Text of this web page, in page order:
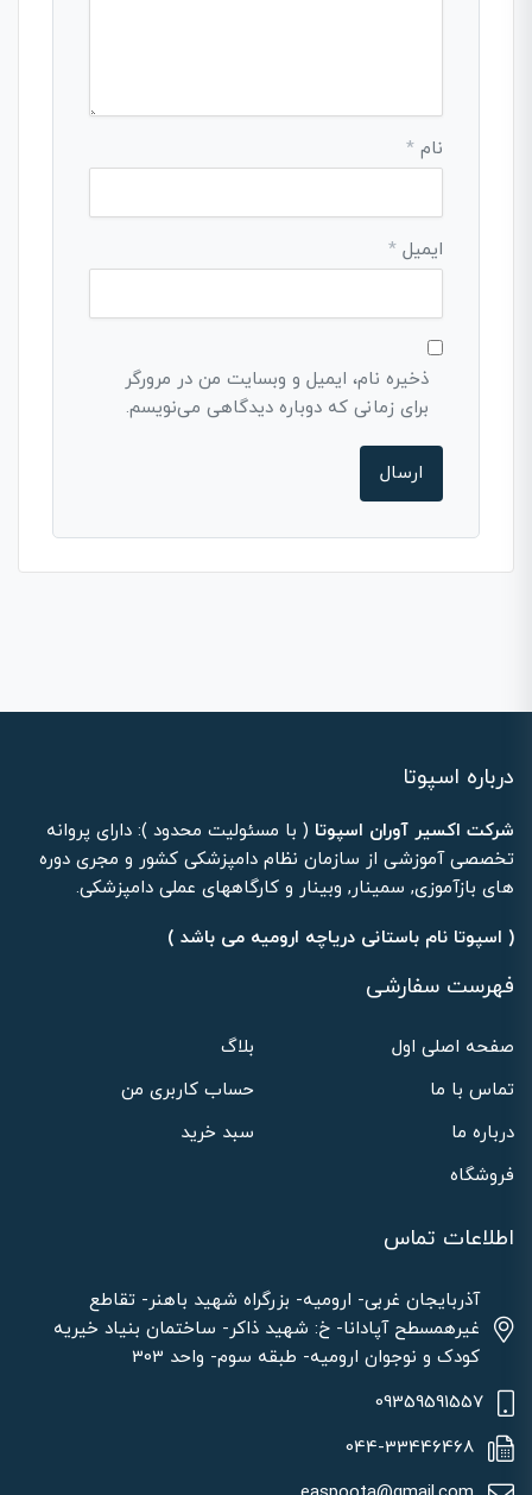
نام *
ایمیل *
ذخیره نام، ایمیل و وبسایت من در مرورگر
برای زمانی که دوباره دیدگاهی می‌نویسم.
درباره اسپوتا
شرکت اکسیر آوران اسپوتا ( با مسئولیت محدود ): دارای پروانه
تخصصی آموزشی از سازمان نظام دامپزشکی کشور و مجری دوره
های بازآموزی, سمینار, وبینار و کارگاههای عملی دامپزشکی.
( اسپوتا نام باستانی دریاچه ارومیه می باشد )
فهرست سفارشی
صفحه اصلی اول
بلاگ
تماس با ما
حساب کاربری من
درباره ما
سبد خرید
فروشگاه
اطلاعات تماس
آذربایجان غربی- ارومیه- بزرگراه شهید باهنر- تقاطع
غیرهمسطح آپادانا- خ: شهید ذاکر- ساختمان بنیاد خیریه
کودک و نوجوان ارومیه- طبقه سوم- واحد 303
09359591557
044-33446468